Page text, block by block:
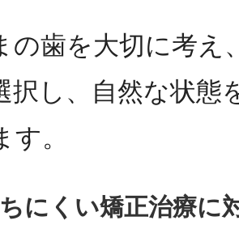
の歯を大切に考え
択し、自然な状態
。
にくい矯正治療に